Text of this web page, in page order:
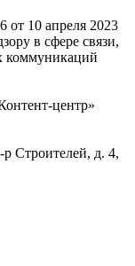
10 апреля 2023
в сфере связи,
коммуникаций
центр»
Строителей, д. 4,